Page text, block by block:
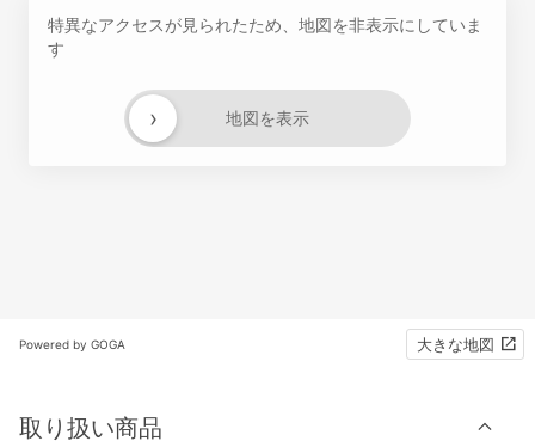
特異なアクセスが見られたため、地図を非表示にしていま
す
地図を表示
›
Powered by GOGA 大きな地図
取り扱い商品